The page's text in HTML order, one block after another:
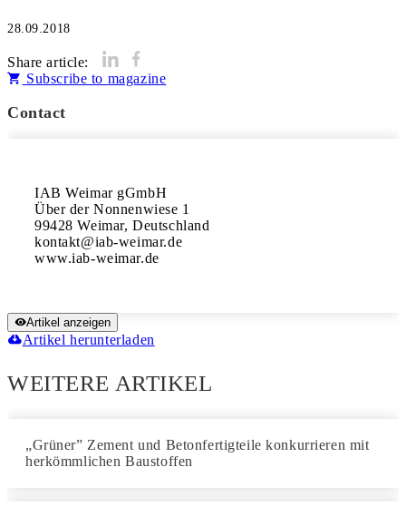
28.09.2018
Share article:
Subscribe to magazine
Contact
IAB Weimar gGmbH
Über der Nonnenwiese 1
99428 Weimar, Deutschland
kontakt@iab-weimar.de
www.iab-weimar.de
Artikel anzeigen
Artikel herunterladen
WEITERE ARTIKEL
„Grüner” Zement und Betonfertigteile konkurrieren mit
herkömmlichen Baustoffen